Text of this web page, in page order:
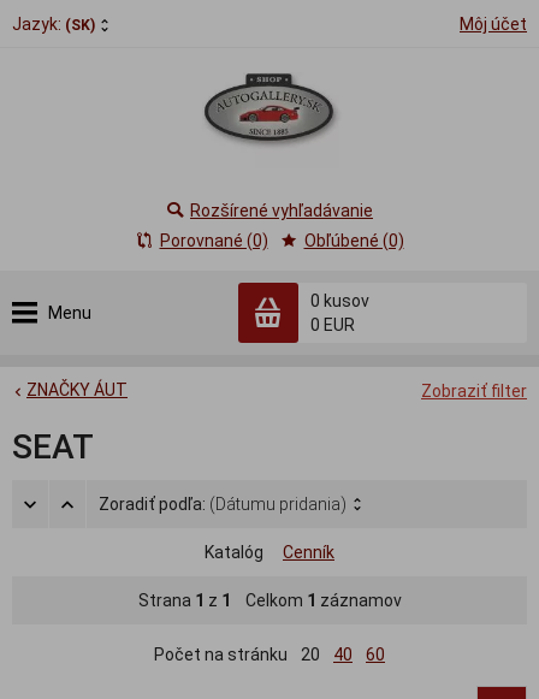
Jazyk: (SK) Môj účet
Menu
0 kusov
0 EUR
Rozšírené vyhľadávanie
Porovnané (0)
Obľúbené (0)
Zobraziť filter
ZNAČKY ÁUT
SEAT
Zoradiť podľa: (Dátumu pridania)
Katalóg Cenník
Strana 1 z 1 Celkom 1 záznamov
Počet na stránku 20 40 60